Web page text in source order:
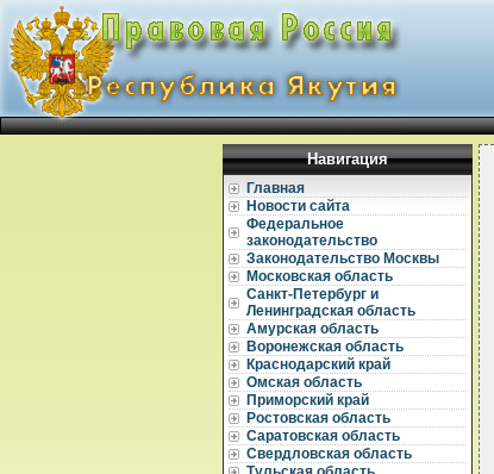
Навигация
Главная
Новости сайта
Федеральное
законодательство
Законодательство Москвы
Московская область
Санкт-Петербург и
Ленинградская область
Амурская область
Воронежская область
Краснодарский край
Омская область
Приморский край
Ростовская область
Саратовская область
Свердловская область